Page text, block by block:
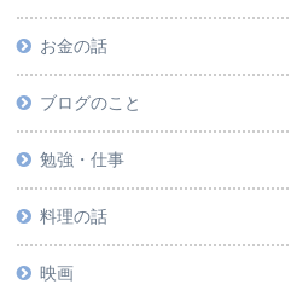
お金の話
ブログのこと
勉強・仕事
料理の話
映画